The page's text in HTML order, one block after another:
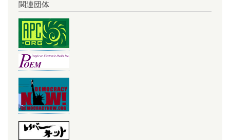
関連団体